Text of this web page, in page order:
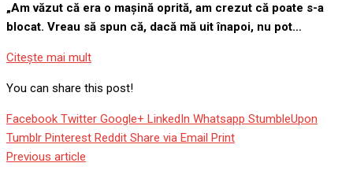
„Am văzut că era o mașină oprită, am crezut că poate s-a
blocat. Vreau să spun că, dacă mă uit înapoi, nu pot…
Citeşte mai mult
You can share this post!
Facebook Twitter Google+ LinkedIn Whatsapp StumbleUpon
Tumblr Pinterest Reddit Share via Email Print
Previous article